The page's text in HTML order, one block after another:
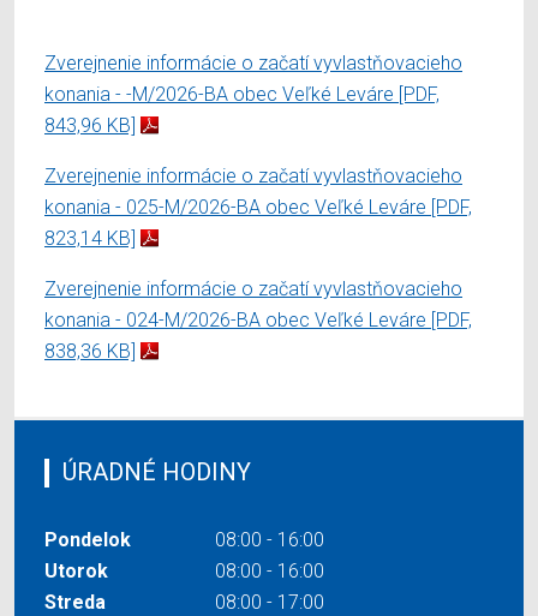
Zverejnenie informácie o začatí vyvlastňovacieho
konania - -M/2026-BA obec Veľké Leváre [PDF,
843,96 KB]
Zverejnenie informácie o začatí vyvlastňovacieho
konania - 025-M/2026-BA obec Veľké Leváre [PDF,
823,14 KB]
Zverejnenie informácie o začatí vyvlastňovacieho
konania - 024-M/2026-BA obec Veľké Leváre [PDF,
838,36 KB]
ÚRADNÉ HODINY
Pondelok
08:00 - 16:00
Utorok
08:00 - 16:00
Streda
08:00 - 17:00